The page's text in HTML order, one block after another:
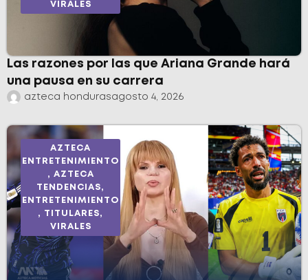
VIRALES
Las razones por las que Ariana Grande hará
una pausa en su carrera
azteca hondurasagosto 4, 2026
AZTECA
ENTRETENIMIENTO
, AZTECA
TENDENCIAS,
ENTRETENIMIENTO
, TITULARES,
VIRALES